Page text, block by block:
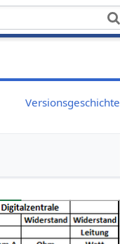
Versionsgeschichte